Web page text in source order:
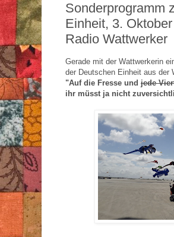
Sonderprogramm
Einheit, 3.
Radio Wattwerker
Gerade mit der Wattwerkerin
der Deutschen Einheit aus der
"Auf die Fresse und jede
ihr müsst ja nicht